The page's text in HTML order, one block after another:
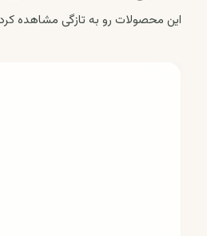
این محصولات رو به تازگی مشاهده